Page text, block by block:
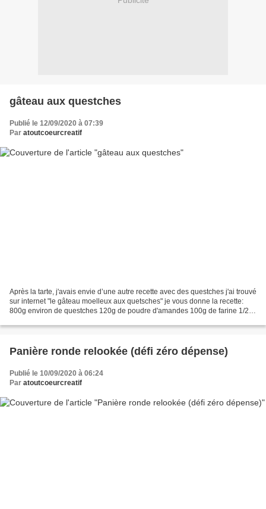
gâteau aux questches
Publié le 12/09/2020 à 07:39
Par atoutcoeurcreatif
Après la tarte, j'avais envie d’une autre recette avec des questches j'ai trouvé
sur internet "le gâteau moelleux aux quetsches" je vous donne la recette:
800g environ de questches 120g de poudre d'amandes 100g de farine 1/2
Panière ronde relookée (défi zéro dépense)
Publié le 10/09/2020 à 06:24
Par atoutcoeurcreatif